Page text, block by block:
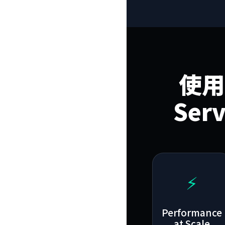
使
⚡
Performance